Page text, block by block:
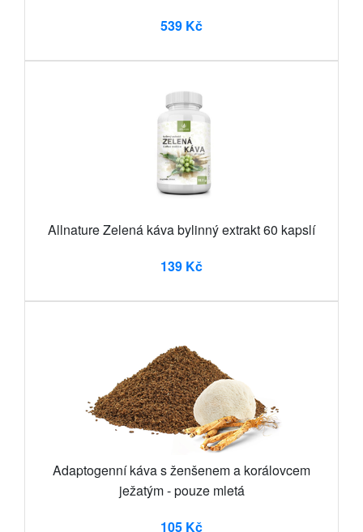
539 Kč
Allnature Zelená káva bylinný extrakt 60 kapslí
139 Kč
Adaptogenní káva s ženšenem a korálovcem
ježatým - pouze mletá
105 Kč